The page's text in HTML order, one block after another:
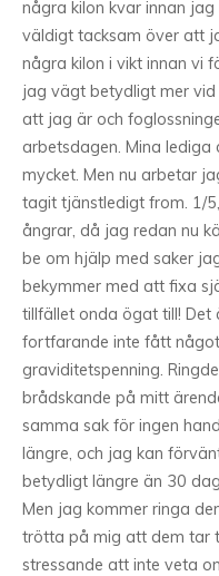
några kilon kvar innan
väldigt tacksam över att
några kilon i vikt innan vi
jag vägt betydligt mer
att jag är och
arbetsdagen. Mina
mycket. Men nu arbetar
tagit tjänstledigt from. 1/
ångrar, då jag redan nu
be om hjälp med saker
bekymmer med att fixa
tillfället onda ögat till!
fortfarande inte fått
graviditetspenning.
brådskande på mitt
samma sak för ingen
längre, och jag kan
betydligt längre än 30
Men jag kommer ringa
trötta på mig att dem tar
stressande att inte veta